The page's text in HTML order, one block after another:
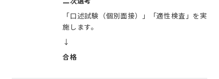
「口述試験（個別面接）」「適性検査」を実
施します。
↓
合格